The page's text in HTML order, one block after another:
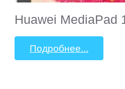
Huawei MediaPad
Подробнее...